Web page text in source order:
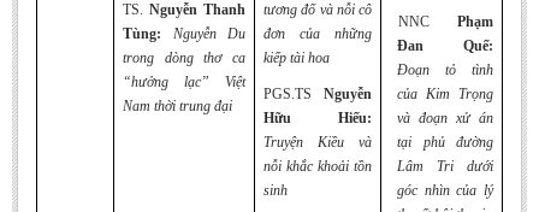
TS. Nguyễn Thanh
Tùng: Nguyễn Du
trong dòng thơ ca
“hưởng lạc” Việt
Nam thời trung đại
tương đố và nỗi cô
đơn của những
kiếp tài hoa
PGS.TS Nguyễn
Hữu Hiếu:
Truyện Kiều và
nỗi khắc khoải tồn
sinh
NNCPhạm
Đan Quế:
Đoạn tỏ tình
của Kim Trọng
và đoạn xử án
tại phủ đường
Lâm Tri dưới
góc nhìn của lý